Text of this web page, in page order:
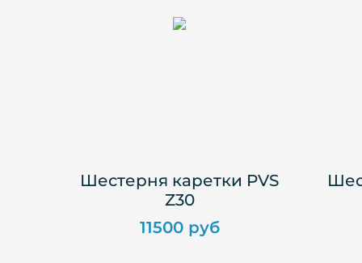
Шестерня каретки PVS
Z30
11500 руб